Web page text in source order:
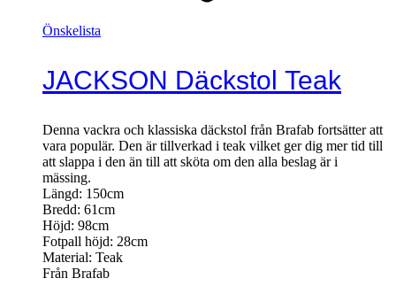
Önskelista
JACKSON Däckstol Teak
Denna vackra och klassiska däckstol från Brafab fortsätter att
vara populär. Den är tillverkad i teak vilket ger dig mer tid till
att slappa i den än till att sköta om den alla beslag är i
mässing.
Längd: 150cm
Bredd: 61cm
Höjd: 98cm
Fotpall höjd: 28cm
Material: Teak
Från Brafab